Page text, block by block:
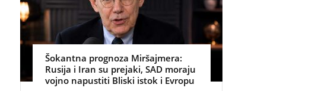
Šokantna prognoza Miršajmera:
Rusija i Iran su prejaki, SAD moraju
vojno napustiti Bliski istok i Evropu